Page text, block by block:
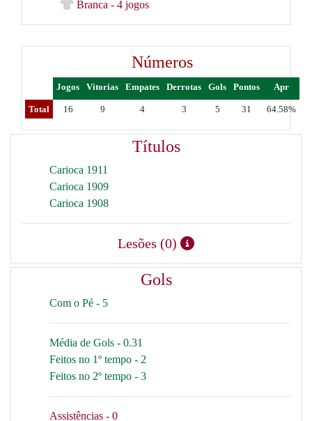
Branca - 4 jogos
Números
Jogos Vitorias Empates Derrotas Gols Pontos Apr
Total 16 9 4 3 5 31 64.58%
Títulos
Carioca 1911
Carioca 1909
Carioca 1908
Lesões (0)
Gols
Com o Pé - 5
Média de Gols - 0.31
Feitos no 1º tempo - 2
Feitos no 2º tempo - 3
Assistências - 0